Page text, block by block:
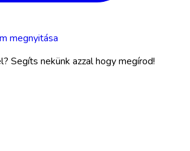
megnyitása
Segíts nekünk azzal hogy megírod!